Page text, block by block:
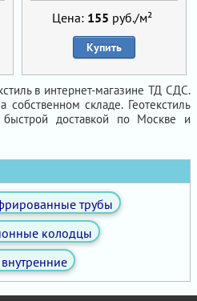
Цена: 155 руб./м²
Купить
в интернет-магазине ТД СДС.
собственном складе. Геотекстиль
доставкой по Москве и
трубы
колодцы